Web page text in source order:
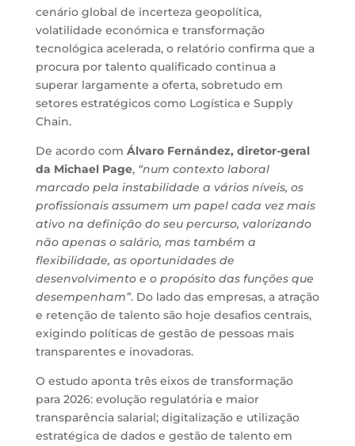
cenário global de incerteza geopolítica,
volatilidade económica e transformação
tecnológica acelerada, o relatório confirma que a
procura por talento qualificado continua a
superar largamente a oferta, sobretudo em
setores estratégicos como Logística e Supply
Chain.
De acordo com Álvaro Fernández, diretor-geral
da Michael Page, “num contexto laboral
marcado pela instabilidade a vários níveis, os
profissionais assumem um papel cada vez mais
ativo na definição do seu percurso, valorizando
não apenas o salário, mas também a
flexibilidade, as oportunidades de
desenvolvimento e o propósito das funções que
desempenham”. Do lado das empresas, a atração
e retenção de talento são hoje desafios centrais,
exigindo políticas de gestão de pessoas mais
transparentes e inovadoras.
O estudo aponta três eixos de transformação
para 2026: evolução regulatória e maior
transparência salarial; digitalização e utilização
estratégica de dados e gestão de talento em